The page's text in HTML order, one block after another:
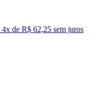
4x de R$ 62,25 sem juros